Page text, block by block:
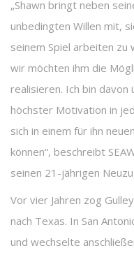
„Shawn bringt neben
unbedingten Willen mit,
seinem Spiel arbeiten zu
wir möchten ihm die
realisieren. Ich bin
höchster Motivation in
sich in einem für ihn
können“, beschreibt
seinen 21-jährigen
Vor vier Jahren zog
nach Texas. In San
und wechselte